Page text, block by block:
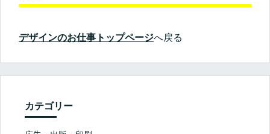
デザインのお仕事トップページへ戻る
カテゴリー